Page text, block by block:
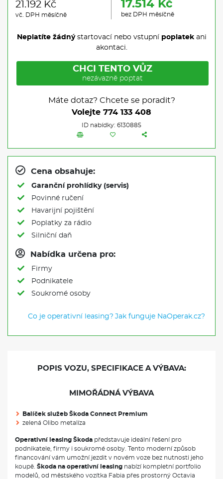
21.192 Kč
vč. DPH měsíčně
17.514 Kč
bez DPH měsíčně
Neplatíte žádnýstartovací nebo vstupní poplatekani
akontaci.
CHCI TENTO VŮZ
nezávazně poptat
Máte dotaz? Chcete se poradit?
Volejte 774 133 408
ID nabídky: 6130885
Cena obsahuje:
Garanční prohlídky (servis)
Povinné ručení
Havarijní pojištění
Poplatky za rádio
Silniční daň
Nabídka určena pro:
Firmy
Podnikatele
Soukromé osoby
Co je operativní leasing? Jak funguje NaOperak.cz?
POPIS VOZU, SPECIFIKACE A VÝBAVA:
MIMOŘÁDNÁ VÝBAVA
Balíček služeb Škoda Connect Premium
zelená Olibo metalíza
Operativní leasing Škoda představuje ideální řešení pro
podnikatele, firmy i soukromé osoby. Tento moderní způsob
financování vám umožní jezdit v novém voze bez nutnosti jeho
koupě. Škoda na operativní leasing nabízí kompletní portfolio
modelů, od městského vozítka Fabia přes prostorný Octavia